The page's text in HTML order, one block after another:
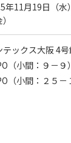
年11月19日（水
テックス大阪 4
（小間：９－９
（小間：２５－